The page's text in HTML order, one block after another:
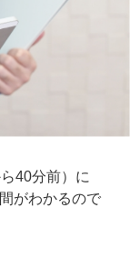
40分前）に
がわかるので